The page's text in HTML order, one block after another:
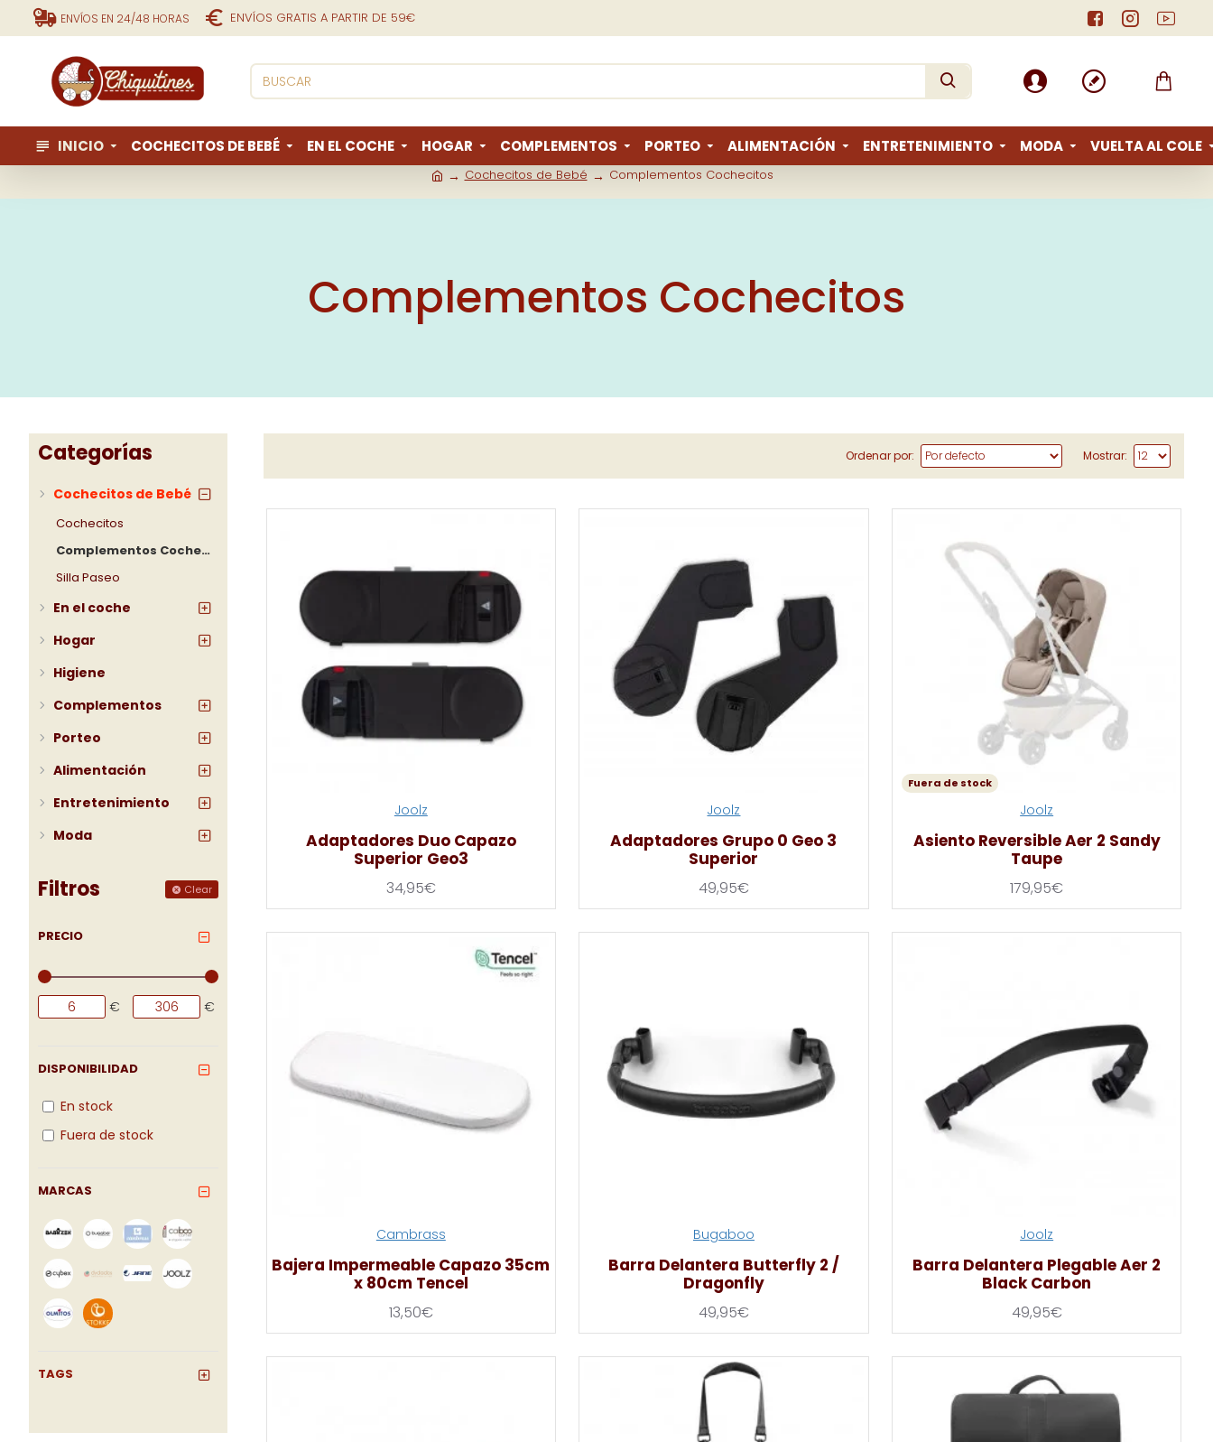
ENVÍOS EN 24/48 HORAS ENVÍOS GRATIS A PARTIR DE 59€
INICIO COCHECITOS DE BEBÉ EN EL COCHE HOGAR COMPLEMENTOS PORTEO ALIMENTACIÓN ENTRETENIMIENTO MODA VUELTA AL COLE
Cochecitos de Bebé Complementos Cochecitos
Complementos Cochecitos
Categorías
Cochecitos de Bebé
Cochecitos
Complementos Cochecitos
Silla Paseo
En el coche
Hogar
Higiene
Complementos
Porteo
Alimentación
Entretenimiento
Moda
Filtros Clear
PRECIO
€ €
MARCAS
TAGS
DISPONIBILIDAD
En stock
Fuera de stock
Ordenar por: Mostrar:
Joolz
Adaptadores Duo Capazo
Superior Geo3
34,95€
Joolz
Adaptadores Grupo 0 Geo 3
Superior
49,95€
Fuera de stock
Joolz
Asiento Reversible Aer 2 Sandy
Taupe
179,95€
Cambrass
Bajera Impermeable Capazo 35cm
x 80cm Tencel
13,50€
Bugaboo
Barra Delantera Butterfly 2 /
Dragonfly
49,95€
Joolz
Barra Delantera Plegable Aer 2
Black Carbon
49,95€